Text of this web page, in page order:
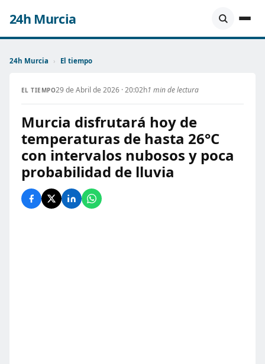
24h Murcia
24h Murcia › El tiempo
EL TIEMPO29 de Abril de 2026 · 20:02h1 min de lectura
Murcia disfrutará hoy de
temperaturas de hasta 26°C
con intervalos nubosos y poca
probabilidad de lluvia